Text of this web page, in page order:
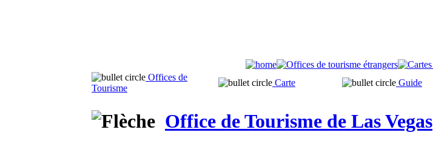
Offices de
Tourisme
Carte Guide
Office de Tourisme de Las Vegas